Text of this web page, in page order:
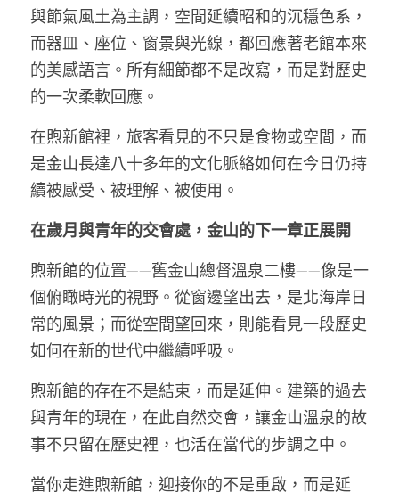
與節氣風土為主調，空間延續昭和的沉穩色系，
而器皿、座位、窗景與光線，都回應著老館本來
的美感語言。所有細節都不是改寫，而是對歷史
的一次柔軟回應。
在煦新館裡，旅客看見的不只是食物或空間，而
是金山長達八十多年的文化脈絡如何在今日仍持
續被感受、被理解、被使用。
在歲月與青年的交會處，金山的下一章正展開
煦新館的位置——舊金山總督溫泉二樓——像是一
個俯瞰時光的視野。從窗邊望出去，是北海岸日
常的風景；而從空間望回來，則能看見一段歷史
如何在新的世代中繼續呼吸。
煦新館的存在不是結束，而是延伸。建築的過去
與青年的現在，在此自然交會，讓金山溫泉的故
事不只留在歷史裡，也活在當代的步調之中。
當你走進煦新館，迎接你的不是重啟，而是延